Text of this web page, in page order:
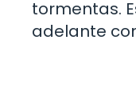
tormentas.
adelante